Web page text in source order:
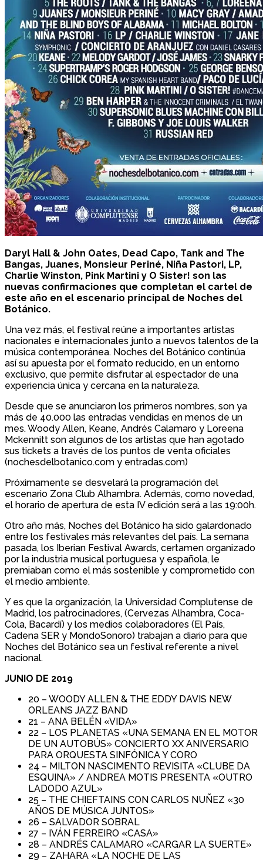
Daryl Hall & John Oates, Dead Capo, Tank and The
Bangas, Juanes, Monsieur Periné, Niña Pastori, LP,
Charlie Winston, Pink Martini y O Sister! son las
nuevas confirmaciones que completan el cartel de
este año en el escenario principal de Noches del
Botánico.
Una vez más, el festival reúne a importantes artistas
nacionales e internacionales junto a nuevos talentos de la
música contemporánea. Noches del Botánico continúa
así su apuesta por el formato reducido, en un entorno
exclusivo, que permite disfrutar al espectador de una
experiencia única y cercana en la naturaleza.
Desde que se anunciaron los primeros nombres, son ya
más de 40.000 las entradas vendidas en menos de un
mes. Woody Allen, Keane, Andrés Calamaro y Loreena
Mckennitt son algunos de los artistas que han agotado
sus tickets a través de los puntos de venta oficiales
(nochesdelbotanico.com y entradas.com)
Próximamente se desvelará la programación del
escenario Zona Club Alhambra. Además, como novedad,
el horario de apertura de esta IV edición será a las 19:00h.
Otro año más, Noches del Botánico ha sido galardonado
entre los festivales más relevantes del país. La semana
pasada, los Iberian Festival Awards, certamen organizado
por la industria musical portuguesa y española, le
premiaban como el más sostenible y comprometido con
el medio ambiente.
Y es que la organización, la Universidad Complutense de
Madrid, los patrocinadores, (Cervezas Alhambra, Coca-
Cola, Bacardí) y los medios colaboradores (El País,
Cadena SER y MondoSonoro) trabajan a diario para que
Noches del Botánico sea un festival referente a nivel
nacional.
JUNIO DE 2019
20 – WOODY ALLEN & THE EDDY DAVIS NEW
ORLEANS JAZZ BAND
21 – ANA BELÉN «VIDA»
22 – LOS PLANETAS «UNA SEMANA EN EL MOTOR
DE UN AUTOBÚS» CONCIERTO XX ANIVERSARIO
PARA ORQUESTA SINFÓNICA Y CORO
24 – MILTON NASCIMENTO REVISITA «CLUBE DA
ESQUINA» / ANDREA MOTIS PRESENTA «OUTRO
LADODO AZUL»
25 – THE CHIEFTAINS CON CARLOS NUÑEZ «30
AÑOS DE MÚSICA JUNTOS»
26 – SALVADOR SOBRAL
27 – IVÁN FERREIRO «CASA»
28 – ANDRÉS CALAMARO «CARGAR LA SUERTE»
29 – ZAHARA «LA NOCHE DE LAS